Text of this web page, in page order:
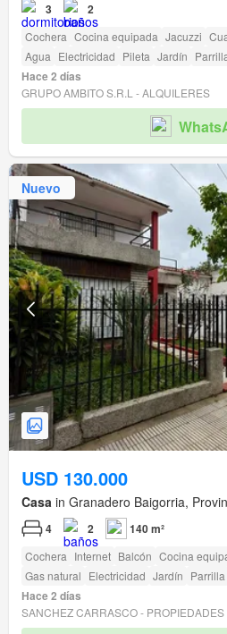
3 2
Cochera Cocina equipada Jacuzzi
Agua Electricidad Pileta Jardín
Hace 2 días
GRUPO AMBITO S.R.L - ALQUILERES
Nuevo
USD 130.000
Casa in Granadero Baigorria,
4 2 140 m²
Cochera Internet Balcón Cocina
Gas natural Electricidad Jardín Parrilla
Hace 2 días
SANCHEZ CARRASCO - PROPIEDADES